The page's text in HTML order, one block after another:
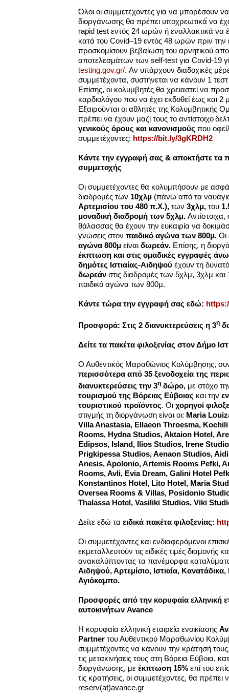
Όλοι οι συμμετέχοντες για να μπορέσουν
διοργάνωσης θα πρέπει υποχρεωτικά́ να
rapid test εντός 24 ωρών ή εναλλακτικά να
κατά του Covid–19 εντός 48 ωρών πριν
προσκομίσουν βεβαίωση του αρνητικού
αποτελεσμάτων των self-test για Covid-19
testing.gov.gr/. Αν υπάρχουν διαδοχικές
συμμετέχοντα, συστήνεται να κάνουν 1
Επίσης, οι κολυμβητές θα χρειαστεί να
καρδιολόγου που να έχει εκδοθεί έως και
Εξαιρούνται οι αθλητές της Κολυμβητικής
πρέπει να έχουν μαζί τους το αντίστοιχο
γενικούς όρους και κανονισμούς που
συμμετέχοντες: https://bit.ly/3gKRDH2
Κάντε την εγγραφή σας & αποκτήστε τα
συμμετοχής
Οι συμμετέχοντες θα κολυμπήσουν με
διαδρομές των 10χλμ (πάνω από τα
Αρτεμισίου του 480 π.Χ.), των 3χλμ, του
μοναδική διαδρομή των 5χλμ. Αντίστοιχα,
θάλασσας θα έχουν την ευκαιρία να
γνώσεις στον παιδικό αγώνα των 800μ. Οι
αγώνα 800μ είναι δωρεάν. Επίσης, η
έκπτωση και στις ομαδικές εγγραφές
δημότες Ιστιαίας-Αιδηψού έχουν τη
δωρεάν στις διαδρομές των 5χλμ, 3χλμ
παιδικό αγώνα των 800μ.
Κάντε τώρα την εγγραφή σας εδώ:
Προσφορά: Στις 2 διανυκτερεύσεις η 3η
Δείτε τα πακέτα φιλοξενίας στον Δήμο
Ο Αυθεντικός Μαραθώνιος Κολύμβησης,
περισσότερα από 35 ξενοδοχεία της
διανυκτερεύσεις την 3η δώρο, με στόχο
τουρισμού της Βόρειας Εύβοιας και την
τουριστικού προϊόντος. Οι χορηγοί
στιγμής τη διοργάνωση είναι οι: Maria
Villa Anastasia, Ellaeon Throesma,
Rooms, Hydna Studios, Aktaion Hotel,
Edipsos, Island, Ilios Studios, Irene
Prigkipessa Studios, Aenaon Studios,
Anesis, Apolonio, Artemis Rooms Pefki,
Rooms, Avli, Evia Dream, Galini Hotel
Konstantinos Hotel, Lito Hotel, Maria
Oversea Rooms & Villas, Posidonio
Thalassa Hotel, Vasiliki Studios, Viki
Δείτε εδώ τα ειδικά πακέτα φιλοξενίας:
Οι συμμετέχοντες και ενδιαφερόμενοι
εκμεταλλευτούν τις ειδικές τιμές διαμονής
ανακαλύπτοντας τα πανέμορφα καταλύματα
Αιδηψού, Αρτεμίσιο, Ιστιαία,
Αγιόκαμπο.
Προσφορές από την κορυφαία ελληνική
αυτοκινήτων Avance
Η κορυφαία ελληνική εταιρεία ενοικίασης
Partner του Αυθεντικού Μαραθωνίου
συμμετέχοντες να κάνουν την κράτησή
τις μετακινήσεις τους στη Βόρεια Εύβοια,
διοργάνωσης, με έκπτωση 15% επί του
τις κρατήσεις, οι συμμετέχοντες, θα πρέπει
reserv(at)avance.gr